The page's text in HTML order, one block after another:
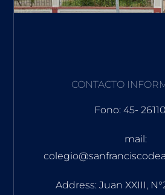
CONTACTO
Fono: 45-
mail:
Address: Juan XXIII,